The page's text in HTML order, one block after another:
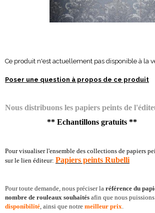
Ce produit n'est actuellement pas disponible à la
Poser une question à propos de ce produit
Nous distribuons les papiers peints de
** Echantillons gratuits **
Pour visualiser l'ensemble des collections de papiers
sur le lien éditeur: Papiers peints Rubelli
Pour toute demande, nous préciser la référence du
nombre de rouleaux souhaités afin que nous puissions
disponibilité, ainsi que notre meilleur prix.